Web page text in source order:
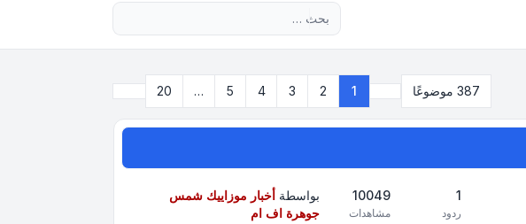
387 موضوعًا صفحة1
20 1
2
3
4
5
…
20
1
ردود
10049
مشاهدات
بواسطة أخبار موزاييك شمس
جوهرة اف ام